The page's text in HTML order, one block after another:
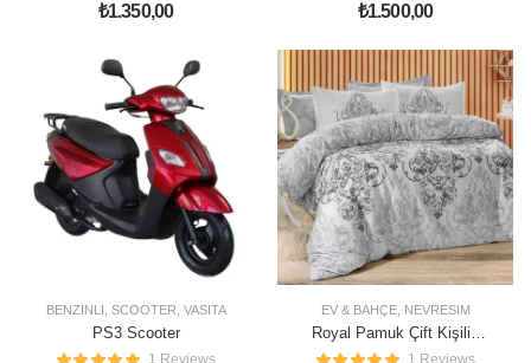
₺1.350,00 ₺1.500,00
BENZINLI SCOOTER VASITA
PS3 Scooter
1 Reviews
EV & BAHÇE, NEVRESIM
Royal Pamuk Çift Kişilik
Nevresim Takımı
1 Reviews